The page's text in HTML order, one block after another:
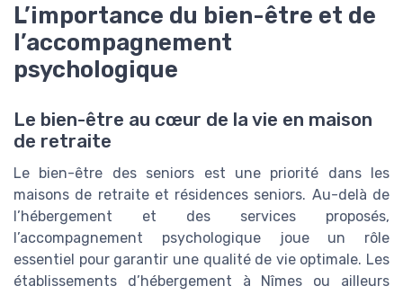
L’importance du bien-être et de
l’accompagnement
psychologique
Le bien-être au cœur de la vie en maison
de retraite
Le bien-être des seniors est une priorité dans les
maisons de retraite et résidences seniors. Au-delà de
l’hébergement et des services proposés,
l’accompagnement psychologique joue un rôle
essentiel pour garantir une qualité de vie optimale. Les
établissements d’hébergement à Nîmes ou ailleurs